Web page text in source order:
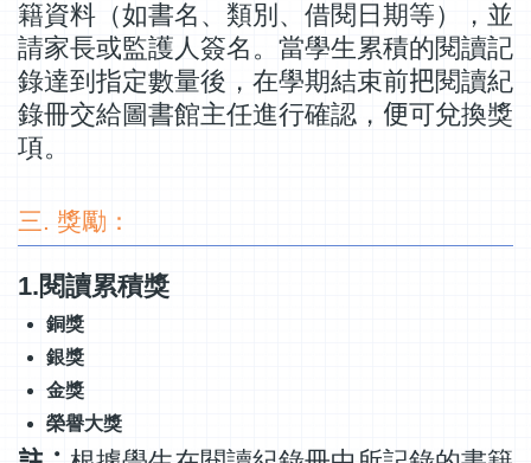
籍資料（如書名、類別、借閱日期等），並
請家長或監護人簽名。當學生累積的閱讀記
錄達到指定數量後，在學期結束前把閱讀紀
錄冊交給圖書館主任進行確認， 便可兌換獎
項。
三. 獎勵：
1.閱讀累積獎
銅獎
銀獎
金獎
榮譽大獎